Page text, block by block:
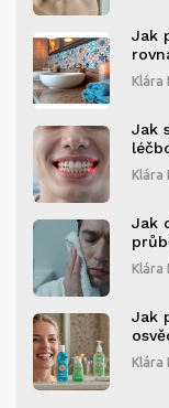
Jak
Klára
Jak
zubů
Klára
Jak
Klára
Jak
Klára